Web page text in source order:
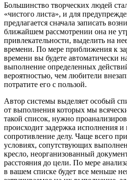
Большинство творческих людей
«чистого листа», и для
предлагается сначала записать
ближайшем рассмотрении она не
привлекательности, выделить на
времени. По мере приближения к
времени вы будете автоматически
выполнение определенных
вероятностью, чем любители
потратите его с пользой.
Автор системы выделяет особый
от выполнения которых мы
такой список, нужно
происходит задержка исполнения и
сопротивление делу. Чаще всего
условиях, сопутствующих
кресло, неорганизованный
расстояния до цели. По мере
в вашем списке будет все меньше